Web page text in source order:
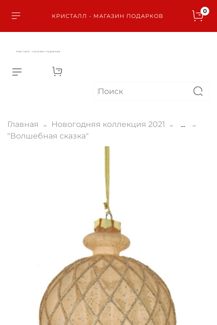
КРИСТАЛЛ - МАГАЗИН ПОДАРКОВ
0
КРИСТАЛЛ - МАГАЗИН ПОДАРКОВ
Главная Новогодняя коллекция 2021
...
"Волшебная сказка"